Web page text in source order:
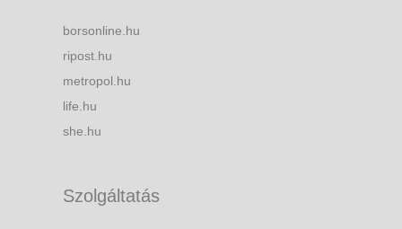
borsonline.hu
ripost.hu
metropol.hu
life.hu
she.hu
Szolgáltatás